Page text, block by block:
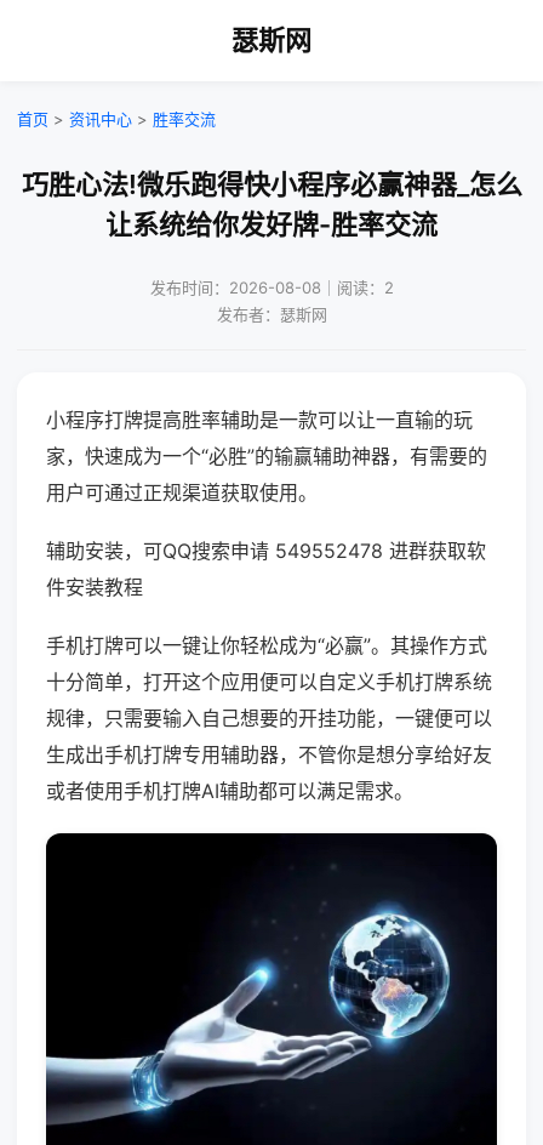
瑟斯网
首页 > 资讯中心 > 胜率交流
巧胜心法!微乐跑得快小程序必赢神器_怎么
让系统给你发好牌-胜率交流
发布时间：2026-08-08｜阅读：2
发布者：瑟斯网
小程序打牌提高胜率辅助是一款可以让一直输的玩
家，快速成为一个“必胜”的输赢辅助神器，有需要的
用户可通过正规渠道获取使用。
辅助安装，可QQ搜索申请 549552478 进群获取软
件安装教程
手机打牌可以一键让你轻松成为“必赢”。其操作方式
十分简单，打开这个应用便可以自定义手机打牌系统
规律，只需要输入自己想要的开挂功能，一键便可以
生成出手机打牌专用辅助器，不管你是想分享给好友
或者使用手机打牌AI辅助都可以满足需求。